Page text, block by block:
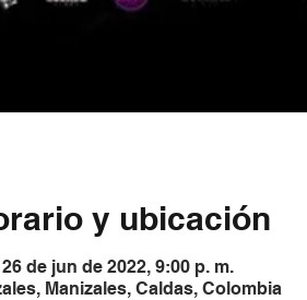
y ubicación
26 de jun de 2022, 9:00 p. m.
Manizales, Caldas, Colombia